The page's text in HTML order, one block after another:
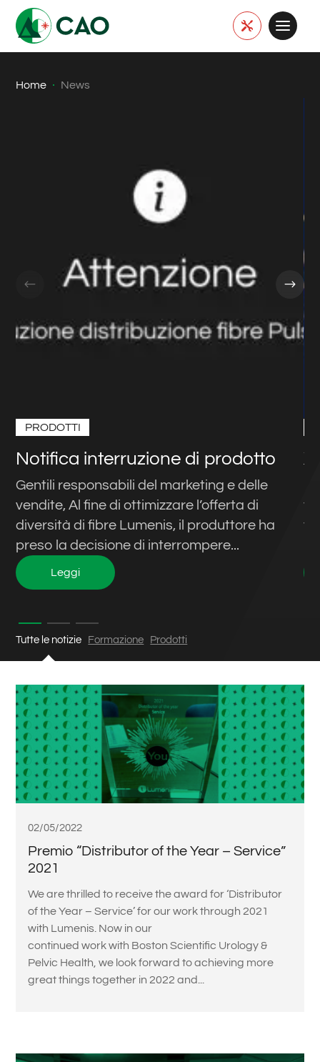

Home · News
PRODOTTI
Notifica interruzione di prodotto
Gentili responsabili del marketing e delle
vendite, Al fine di ottimizzare l’offerta di
diversità di fibre Lumenis, il produttore ha
preso la decisione di interrompere...
Leggi
Tutte le notizie Formazione Prodotti
Premio “Distributor of the Year – Service”
2021
02/05/2022
We are thrilled to receive the award for ‘Distributor
of the Year – Service’ for our work through 2021
with Lumenis. Now in our
continued work with Boston Scientific Urology &
Pelvic Health, we look forward to achieving more
great things together in 2022 and...